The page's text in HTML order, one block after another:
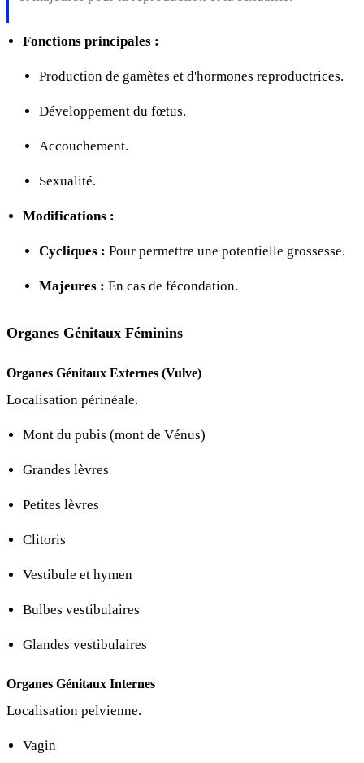
Fonctions principales :
Production de gamètes et d'hormones reproductrices.
Développement du fœtus.
Accouchement.
Sexualité.
Modifications :
Cycliques : Pour permettre une potentielle grossesse.
Majeures : En cas de fécondation.
Organes Génitaux Féminins
Organes Génitaux Externes (Vulve)
Localisation périnéale.
Mont du pubis (mont de Vénus)
Grandes lèvres
Petites lèvres
Clitoris
Vestibule et hymen
Bulbes vestibulaires
Glandes vestibulaires
Organes Génitaux Internes
Localisation pelvienne.
Vagin